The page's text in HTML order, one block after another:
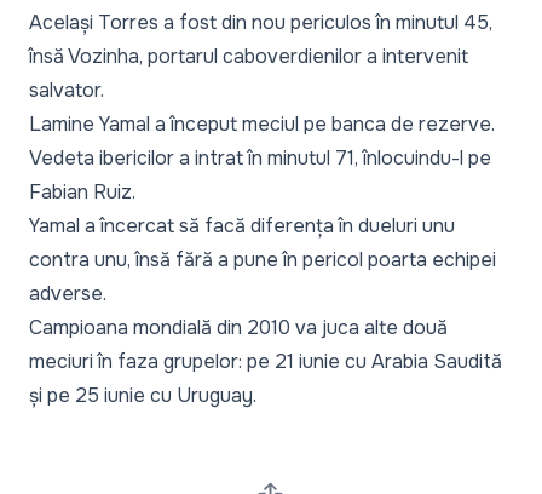
Același Torres a fost din nou periculos în minutul 45,
însă Vozinha, portarul caboverdienilor a intervenit
salvator.
Lamine Yamal a început meciul pe banca de rezerve.
Vedeta ibericilor a intrat în minutul 71, înlocuindu-l pe
Fabian Ruiz.
Yamal a încercat să facă diferența în dueluri unu
contra unu, însă fără a pune în pericol poarta echipei
adverse.
Campioana mondială din 2010 va juca alte două
meciuri în faza grupelor: pe 21 iunie cu Arabia Saudită
și pe 25 iunie cu Uruguay.